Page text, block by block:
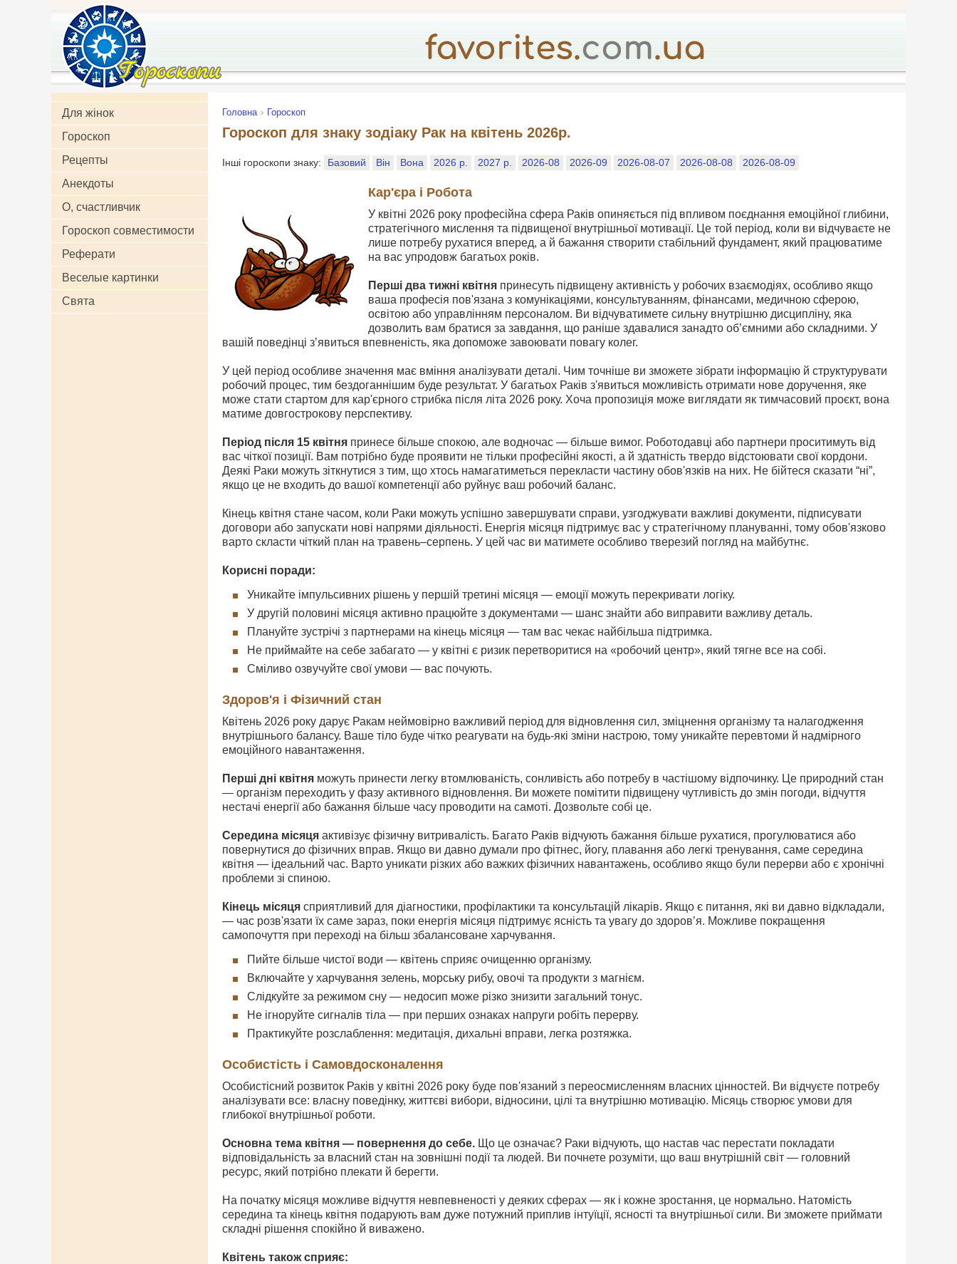
Для жінок
Гороскоп
Рецепты
Анекдоты
О, счастливчик
Гороскоп совместимости
Реферати
Веселые картинки
Свята
Головна Гороскоп
Гороскоп для знаку зодіаку Рак на квітень 2026р.
Інші гороскопи знаку: Базовий Він Вона 2026 р. 2027 р. 2026-08 2026-09 2026-08-07 2026-08-08 2026-08-09
Кар'єра і Робота
У квітні 2026 року професійна сфера Раків опиняється під впливом поєднання емоційної глибини,
стратегічного мислення та підвищеної внутрішньої мотивації. Це той період, коли ви відчуваєте не
лише потребу рухатися вперед, а й бажання створити стабільний фундамент, який працюватиме
на вас упродовж багатьох років.
Перші два тижні квітня принесуть підвищену активність у робочих взаємодіях, особливо якщо
ваша професія пов'язана з комунікаціями, консультуванням, фінансами, медичною сферою,
освітою або управлінням персоналом. Ви відчуватимете сильну внутрішню дисципліну, яка
дозволить вам братися за завдання, що раніше здавалися занадто об’ємними або складними. У
вашій поведінці з’явиться впевненість, яка допоможе завоювати повагу колег.
У цей період особливе значення має вміння аналізувати деталі. Чим точніше ви зможете зібрати інформацію й структурувати
робочий процес, тим бездоганнішим буде результат. У багатьох Раків з'явиться можливість отримати нове доручення, яке
може стати стартом для кар'єрного стрибка після літа 2026 року. Хоча пропозиція може виглядати як тимчасовий проєкт, вона
матиме довгострокову перспективу.
Період після 15 квітня принесе більше спокою, але водночас — більше вимог. Роботодавці або партнери проситимуть від
вас чіткої позиції. Вам потрібно буде проявити не тільки професійні якості, а й здатність твердо відстоювати свої кордони.
Деякі Раки можуть зіткнутися з тим, що хтось намагатиметься перекласти частину обов'язків на них. Не бійтеся сказати “ні”,
якщо це не входить до вашої компетенції або руйнує ваш робочий баланс.
Кінець квітня стане часом, коли Раки можуть успішно завершувати справи, узгоджувати важливі документи, підписувати
договори або запускати нові напрями діяльності. Енергія місяця підтримує вас у стратегічному плануванні, тому обов'язково
варто скласти чіткий план на травень–серпень. У цей час ви матимете особливо тверезий погляд на майбутнє.
Корисні поради:
Уникайте імпульсивних рішень у першій третині місяця — емоції можуть перекривати логіку.
У другій половині місяця активно працюйте з документами — шанс знайти або виправити важливу деталь.
Плануйте зустрічі з партнерами на кінець місяця — там вас чекає найбільша підтримка.
Не приймайте на себе забагато — у квітні є ризик перетворитися на «робочий центр», який тягне все на собі.
Сміливо озвучуйте свої умови — вас почують.
Здоров'я і Фізичний стан
Квітень 2026 року дарує Ракам неймовірно важливий період для відновлення сил, зміцнення організму та налагодження
внутрішнього балансу. Ваше тіло буде чітко реагувати на будь-які зміни настрою, тому уникайте перевтоми й надмірного
емоційного навантаження.
Перші дні квітня можуть принести легку втомлюваність, сонливість або потребу в частішому відпочинку. Це природний стан
— організм переходить у фазу активного відновлення. Ви можете помітити підвищену чутливість до змін погоди, відчуття
нестачі енергії або бажання більше часу проводити на самоті. Дозвольте собі це.
Середина місяця активізує фізичну витривалість. Багато Раків відчують бажання більше рухатися, прогулюватися або
повернутися до фізичних вправ. Якщо ви давно думали про фітнес, йогу, плавання або легкі тренування, саме середина
квітня — ідеальний час. Варто уникати різких або важких фізичних навантажень, особливо якщо були перерви або є хронічні
проблеми зі спиною.
Кінець місяця сприятливий для діагностики, профілактики та консультацій лікарів. Якщо є питання, які ви давно відкладали,
— час розв'язати їх саме зараз, поки енергія місяця підтримує ясність та увагу до здоров’я. Можливе покращення
самопочуття при переході на більш збалансоване харчування.
Пийте більше чистої води — квітень сприяє очищенню організму.
Включайте у харчування зелень, морську рибу, овочі та продукти з магнієм.
Слідкуйте за режимом сну — недосип може різко знизити загальний тонус.
Не ігноруйте сигналів тіла — при перших ознаках напруги робіть перерву.
Практикуйте розслаблення: медитація, дихальні вправи, легка розтяжка.
Особистість і Самовдосконалення
Особистісний розвиток Раків у квітні 2026 року буде пов'язаний з переосмисленням власних цінностей. Ви відчуєте потребу
аналізувати все: власну поведінку, життєві вибори, відносини, цілі та внутрішню мотивацію. Місяць створює умови для
глибокої внутрішньої роботи.
Основна тема квітня — повернення до себе. Що це означає? Раки відчують, що настав час перестати покладати
відповідальність за власний стан на зовнішні події та людей. Ви почнете розуміти, що ваш внутрішній світ — головний
ресурс, який потрібно плекати й берегти.
На початку місяця можливе відчуття невпевненості у деяких сферах — як і кожне зростання, це нормально. Натомість
середина та кінець квітня подарують вам дуже потужний приплив інтуїції, ясності та внутрішньої сили. Ви зможете приймати
складні рішення спокійно й виважено.
Квітень також сприяє: